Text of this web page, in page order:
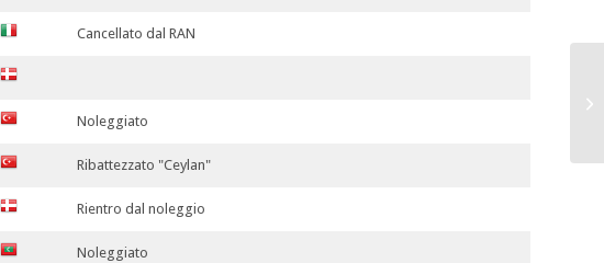
Cancellato dal RAN
Noleggiato
Ribattezzato "Ceylan"
Rientro dal noleggio
Noleggiato